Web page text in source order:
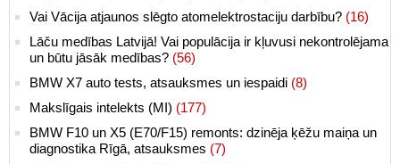
Vai Vācija atjaunos slēgto atomelektrostaciju darbību? (16)
Lāču medības Latvijā! Vai populācija ir kļuvusi nekontrolējama
un būtu jāsāk medības? (56)
BMW X7 auto tests, atsauksmes un iespaidi (8)
Makslīgais intelekts (MI) (177)
BMW F10 un X5 (E70/F15) remonts: dzinēja ķēžu maiņa un
diagnostika Rīgā, atsauksmes (7)